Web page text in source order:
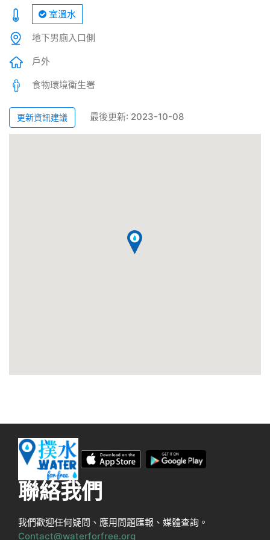
室溫水
地下男廁入口側
戶外
食物環境衛生署
更新資訊建議 最後更新: 2023-10-08
聯絡我們
我們歡迎任何疑問、應用問題匯報、媒體查詢。
Contact@waterforfree.org